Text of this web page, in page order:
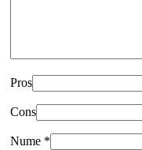
Pros
Cons
Nume *